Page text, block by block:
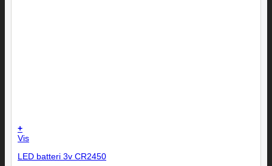
+
Vis
LED batteri 3v CR2450